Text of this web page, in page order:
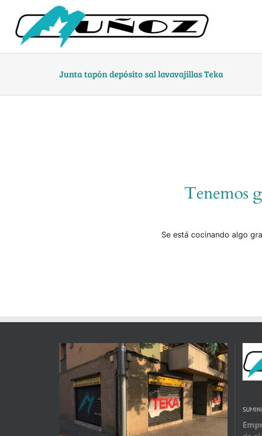
content
Junta tapón depósito sal lavavajillas Teka
Tenemos
Se está cocinando algo